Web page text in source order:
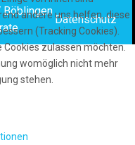
Datenschutz
andere uns helfen, diese
(Tracking Cookies).
Cookies zulassen möchten.
womöglich nicht mehr
stehen.